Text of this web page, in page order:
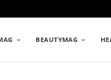
BEAUTYMAG